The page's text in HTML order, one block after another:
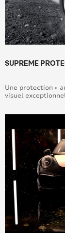
SUPREME
Une protection «
visuel